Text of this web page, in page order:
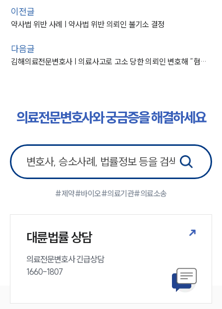
이전글
약사법 위반 사례 | 약사법 위반 의뢰인 불기소 결정
다음글
김해의료전문변호사 | 의료사고로 고소 당한 의뢰인 변호해 “혐의없음”
의료전문변호사와 궁금증을 해결하세요
#제약#바이오#의료기관#의료소송
대륜법률 상담
의료전문변호사 긴급상담
1660-1807